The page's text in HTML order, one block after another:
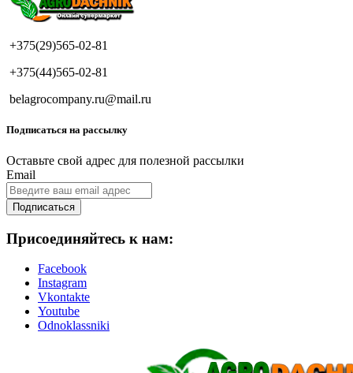
+375(29)565-02-81
+375(44)565-02-81
belagrocompany.ru@mail.ru
Подписаться на рассылку
Оставьте свой адрес для полезной рассылки
Email
Подписаться
Присоединяйтесь к нам:
Facebook
Instagram
Vkontakte
Youtube
Odnoklassniki